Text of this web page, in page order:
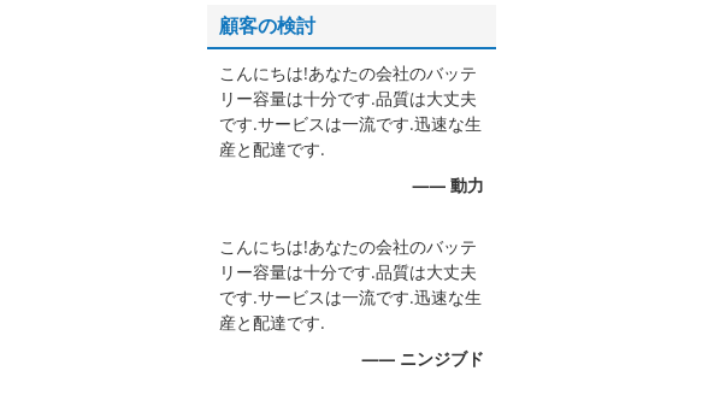
顧客の検討
こんにちは!あなたの会社のバッテ
リー容量は十分です.品質は大丈夫
です.サービスは一流です.迅速な生
産と配達です.
—— 動力
こんにちは!あなたの会社のバッテ
リー容量は十分です.品質は大丈夫
です.サービスは一流です.迅速な生
産と配達です.
—— ニンジブド